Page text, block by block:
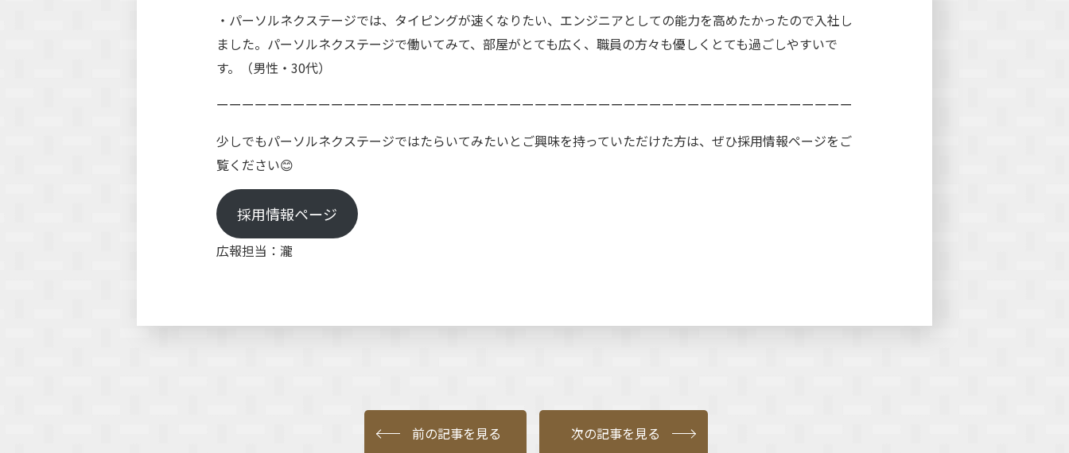
・パーソルネクステージでは、タイピングが速くなりたい、エンジニアとしての能力を高めたかったので入社し
ました。パーソルネクステージで働いてみて、部屋がとても広く、職員の方々も優しくとても過ごしやすいで
す。（男性・30代）
ーーーーーーーーーーーーーーーーーーーーーーーーーーーーーーーーーーーーーーーーーーーーーーーーーー
少しでもパーソルネクステージではたらいてみたいとご興味を持っていただけた方は、ぜひ採用情報ページをご
覧ください😊
採用情報ページ
広報担当：瀧
前の記事を見る 次の記事を見る